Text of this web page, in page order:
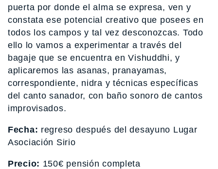
puerta por donde el alma se expresa, ven y
constata ese potencial creativo que posees en
todos los campos y tal vez desconozcas. Todo
ello lo vamos a experimentar a través del
bagaje que se encuentra en Vishuddhi, y
aplicaremos las asanas, pranayamas,
correspondiente, nidra y técnicas específicas
del canto sanador, con baño sonoro de cantos
improvisados.
Fecha: regreso después del desayuno Lugar
Asociación Sirio
Precio: 150€ pensión completa